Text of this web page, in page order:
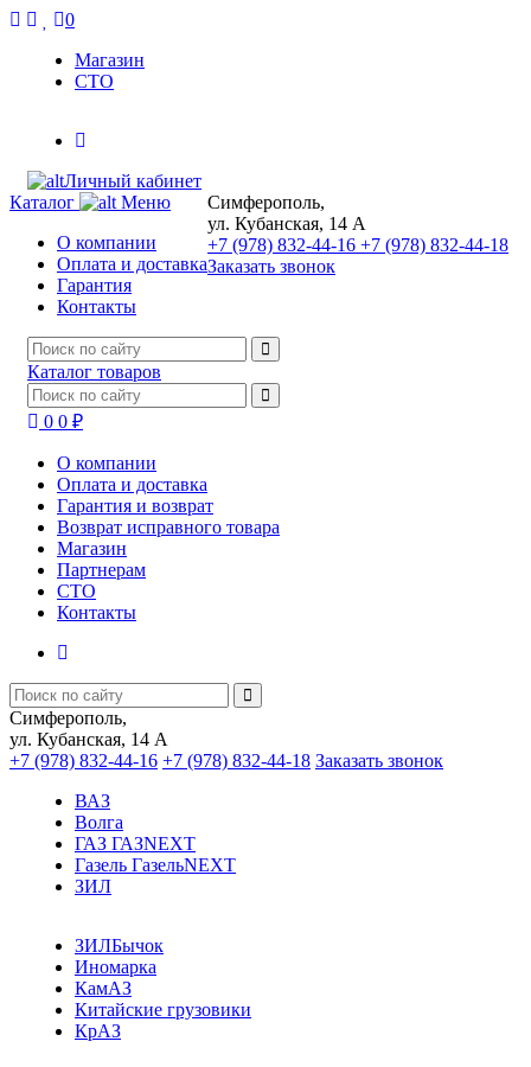
0
Магазин
СТО
Личный кабинет
Каталог
Меню
О компании
Оплата и доставка
Гарантия
Контакты
Симферополь,
ул. Кубанская, 14 А
+7 (978) 832-44-16 +7 (978) 832-44-18
Заказать звонок
Каталог товаров
0 0 ₽
О компании
Оплата и доставка
Гарантия и возврат
Возврат исправного товара
Магазин
Партнерам
СТО
Контакты
Симферополь,
ул. Кубанская, 14 А
+7 (978) 832-44-16 +7 (978) 832-44-18 Заказать звонок
ВАЗ
Волга
ГАЗ ГАЗNEXT
Газель ГазельNEXT
ЗИЛ
ЗИЛБычок
Иномарка
КамАЗ
Китайские грузовики
КрАЗ